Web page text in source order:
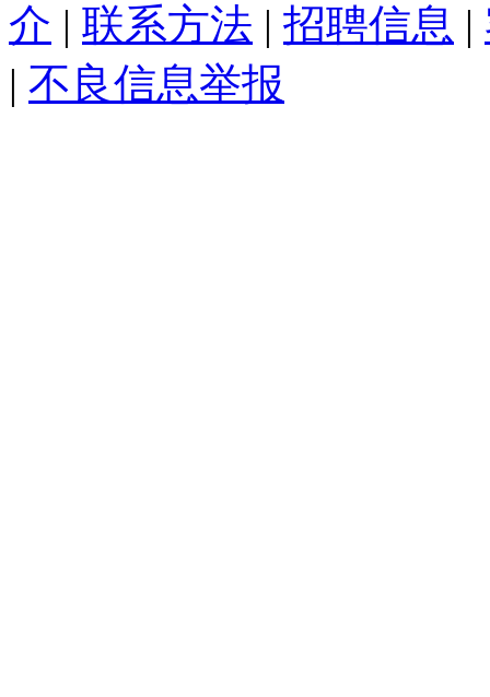
介 | 联系方法 | 招聘信息 |
| 不良信息举报